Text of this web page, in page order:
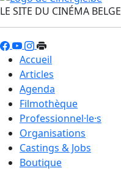
LE SITE DU CINÉMA BELGE
Accueil
Articles
Agenda
Filmothèque
Professionnel·le·s
Organisations
Castings & Jobs
Boutique